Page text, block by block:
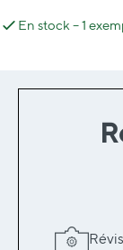
En stock – 1